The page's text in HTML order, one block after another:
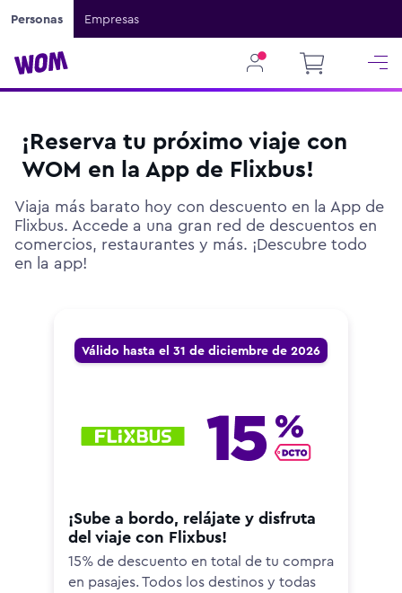
Personas Empresas
¡Reserva tu próximo viaje con
WOM en la App de Flixbus!
Viaja más barato hoy con descuento en la App de
Flixbus. Accede a una gran red de descuentos en
comercios, restaurantes y más. ¡Descubre todo
en la app!
Válido hasta el 31 de diciembre de 2026
¡Sube a bordo, relájate y disfruta
del viaje con Flixbus!
15% de descuento en total de tu compra
en pasajes. Todos los destinos y todas